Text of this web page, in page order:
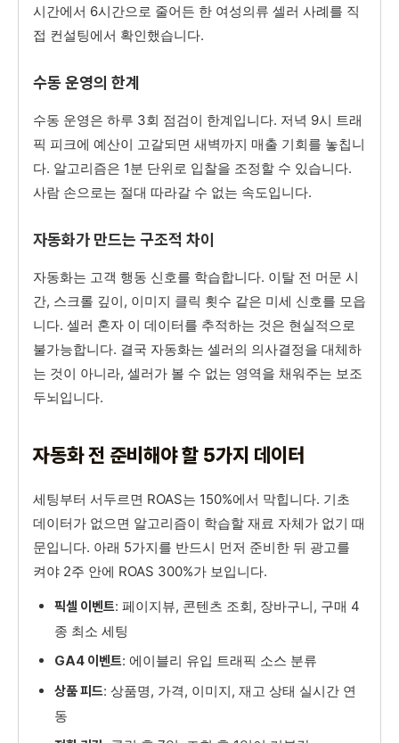
시간에서 6시간으로 줄어든 한 여성의류 셀러 사례를 직
접 컨설팅에서 확인했습니다.
수동 운영의 한계
수동 운영은 하루 3회 점검이 한계입니다. 저녁 9시 트래
픽 피크에 예산이 고갈되면 새벽까지 매출 기회를 놓칩니
다. 알고리즘은 1분 단위로 입찰을 조정할 수 있습니다.
사람 손으로는 절대 따라갈 수 없는 속도입니다.
자동화가 만드는 구조적 차이
자동화는 고객 행동 신호를 학습합니다. 이탈 전 머문 시
간, 스크롤 깊이, 이미지 클릭 횟수 같은 미세 신호를 모읍
니다. 셀러 혼자 이 데이터를 추적하는 것은 현실적으로
불가능합니다. 결국 자동화는 셀러의 의사결정을 대체하
는 것이 아니라, 셀러가 볼 수 없는 영역을 채워주는 보조
두뇌입니다.
자동화 전 준비해야 할 5가지 데이터
세팅부터 서두르면 ROAS는 150%에서 막힙니다. 기초
데이터가 없으면 알고리즘이 학습할 재료 자체가 없기 때
문입니다. 아래 5가지를 반드시 먼저 준비한 뒤 광고를
켜야 2주 안에 ROAS 300%가 보입니다.
픽셀 이벤트: 페이지뷰, 콘텐츠 조회, 장바구니, 구매 4
종 최소 세팅
GA4 이벤트: 에이블리 유입 트래픽 소스 분류
상품 피드: 상품명, 가격, 이미지, 재고 상태 실시간 연
동